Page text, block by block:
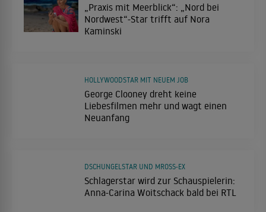
„Praxis mit Meerblick“: „Nord bei
Nordwest“-Star trifft auf Nora
Kaminski
George Clooney dreht keine
Liebesfilmen mehr und wagt einen
Neuanfang
HOLLYWOODSTAR MIT NEUEM JOB
Schlagerstar wird zur Schauspielerin:
Anna-Carina Woitschack bald bei RTL
DSCHUNGELSTAR UND MROSS-EX